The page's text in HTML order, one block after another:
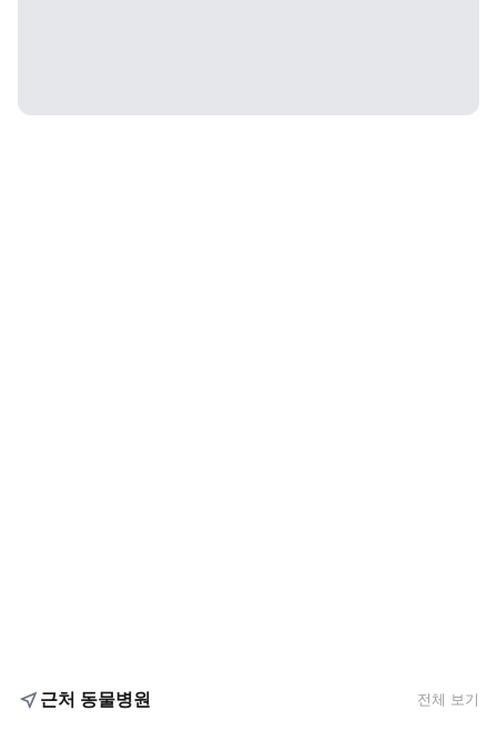
근처 동물병원 전체 보기